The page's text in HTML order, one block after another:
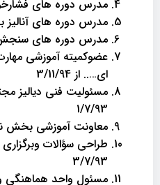
مدرس دوره های
مدرس دوره های آنالیز
مدرس دوره های
عضوکمیته آموزشی
ای….. از 3/11/94
مسئولیت فنی دیالیز
1/7/93
معاونت آموزشی بخش
طراحی سؤالات
3/7/93
مسئول واحد هماهنگی